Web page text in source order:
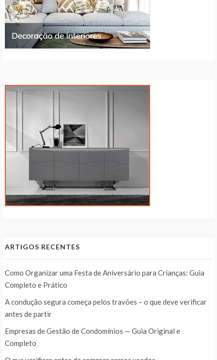
ARTIGOS RECENTES
Como Organizar uma Festa de Aniversário para Crianças: Guia
Completo e Prático
A condução segura começa pelos travões – o que deve verificar
antes de partir
Empresas de Gestão de Condomínios — Guia Original e
Completo